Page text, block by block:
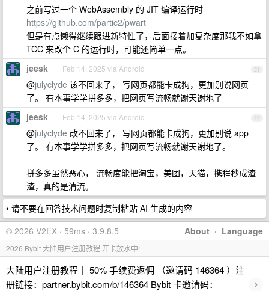
之前写过一个 WebAssembly 的 JIT 编译运行时
https://github.com/partic2/pwart
但是有点懒得继续跟进新特性了，后面接着加复杂度那我不如拿
TCC 来改个 C 的运行时，可能还简单一点。
21
jeesk Feb 14, 2025 via Android
@julyclyde 该不回来了， 写网页都能卡成狗，更加别说网页
了。 有本事学学拼多多，把网页写流畅就谢天谢地了
22
jeesk Feb 14, 2025 via Android
@julyclyde 改不回来了， 写网页都能卡成狗，更加别说 app
了。 有本事学学拼多多，把网页写流畅就谢天谢地了。
拼多多虽然恶心， 流畅度能把淘宝，美团，天猫，携程秒成渣
渣，真的是清流。
• 请不要在回答技术问题时复制粘贴 AI 生成的内容
About · Language
© 2026 V2EX · 59ms · 3.9.8.5
2026 Bybit 大陆用户注册教程 开卡放水中!
大陆用户注册教程｜ 50% 手续费返佣 （邀请码 146364 ）注
册链接：partner.bybit.com/b/146364 Bybit 卡邀请码：
›